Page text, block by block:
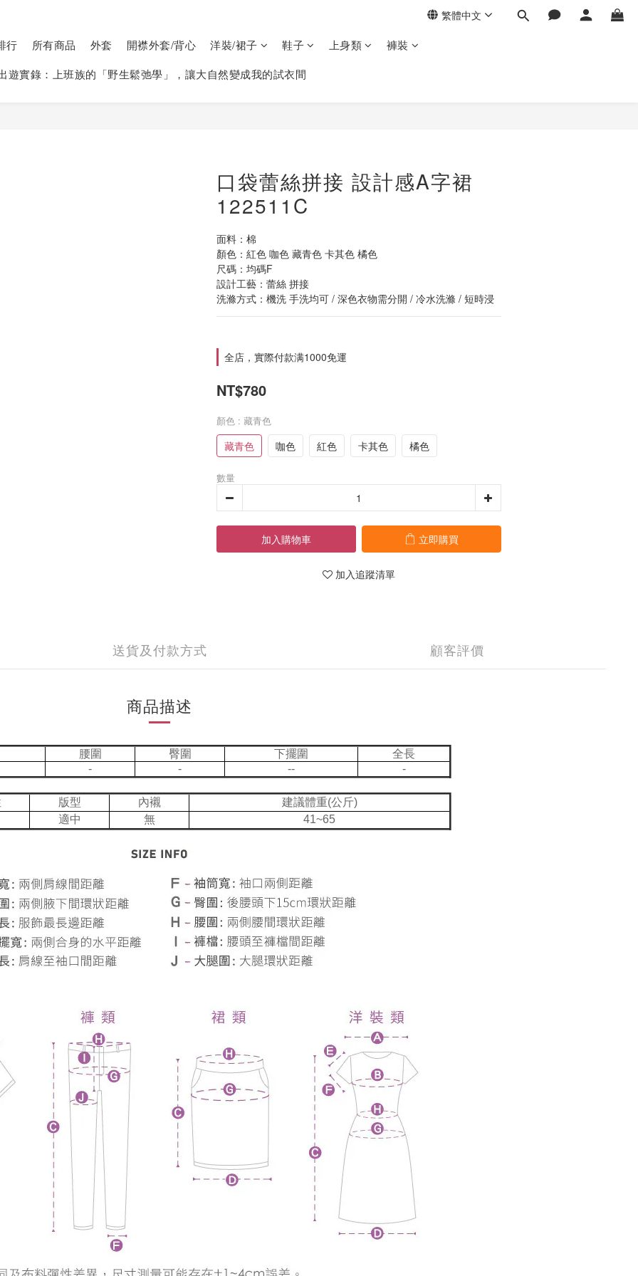
繁體中文
行 所有商品 外套 開襟外套/背心 洋裝/裙子 鞋子 上身類
褲裝
遊實錄：上班族的「野生鬆弛學」，讓大自然變成我的試衣間
口袋蕾絲拼接 設計感A字裙
122511C
面料：棉
顏色：紅色 咖色 藏青色 卡其色 橘色
尺碼：均碼F
設計工藝：蕾絲 拼接
洗滌方式：機洗 手洗均可 / 深色衣物需分開 / 冷水洗滌 / 短時浸
全店，實際付款满1000免運
NT$780
顏色 : 藏青色
藏青色 咖色 紅色 卡其色 橘色
數量
加入購物車 立即購買
加入追蹤清單
送貨及付款方式 顧客評價
商品描述
腰圍 臀圍 下擺圍
全長
-
- -- -
版型 內襯
建議體重(公斤)
適中
無 41~65